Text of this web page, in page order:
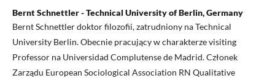
Bernt Schnettler - Technical University of Berlin, Germany
Bernt Schnettler doktor filozofii, zatrudniony na Technical
University Berlin. Obecnie pracujący w charakterze visiting
Professor na Universidad Complutense de Madrid. Członek
Zarządu European Sociological Association RN Qualitative